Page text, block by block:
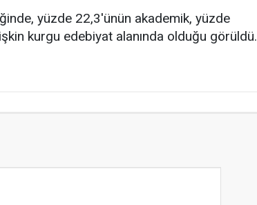
yüzde 22,3'ünün akademik, yüzde
kurgu edebiyat alanında olduğu görüldü.